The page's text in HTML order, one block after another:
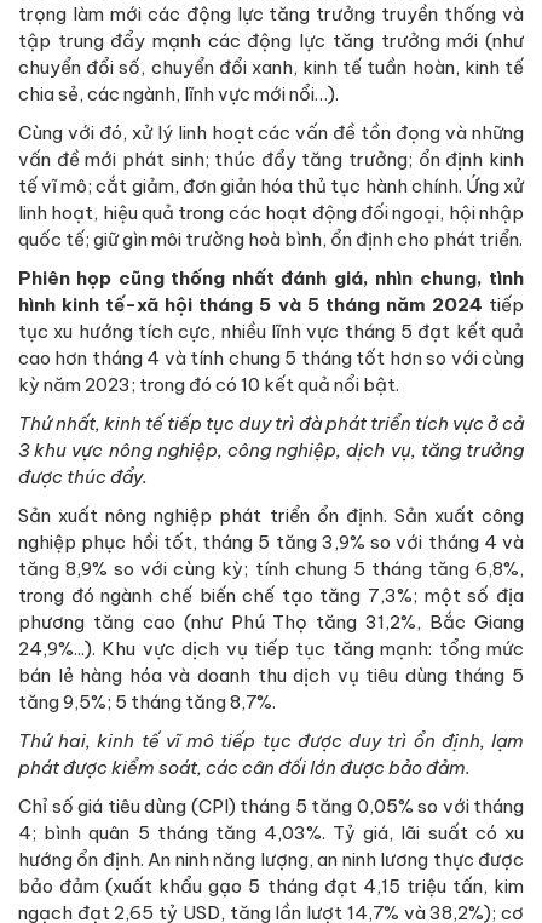
trọng làm mới các động lực tăng trưởng truyền thống và
tập trung đẩy mạnh các động lực tăng trưởng mới (như
chuyển đổi số, chuyển đổi xanh, kinh tế tuần hoàn, kinh tế
chia sẻ, các ngành, lĩnh vực mới nổi…).
Cùng với đó, xử lý linh hoạt các vấn đề tồn đọng và những
vấn đề mới phát sinh; thúc đẩy tăng trưởng; ổn định kinh
tế vĩ mô; cắt giảm, đơn giản hóa thủ tục hành chính. Ứng xử
linh hoạt, hiệu quả trong các hoạt động đối ngoại, hội nhập
quốc tế; giữ gìn môi trường hoà bình, ổn định cho phát triển.
Phiên họp cũng thống nhất đánh giá, nhìn chung, tình
hình kinh tế-xã hội tháng 5 và 5 tháng năm 2024 tiếp
tục xu hướng tích cực, nhiều lĩnh vực tháng 5 đạt kết quả
cao hơn tháng 4 và tính chung 5 tháng tốt hơn so với cùng
kỳ năm 2023; trong đó có 10 kết quả nổi bật.
Thứ nhất, kinh tế tiếp tục duy trì đà phát triển tích vực ở cả
3 khu vực nông nghiệp, công nghiệp, dịch vụ, tăng trưởng
được thúc đẩy.
Sản xuất nông nghiệp phát triển ổn định. Sản xuất công
nghiệp phục hồi tốt, tháng 5 tăng 3,9% so với tháng 4 và
tăng 8,9% so với cùng kỳ; tính chung 5 tháng tăng 6,8%,
trong đó ngành chế biến chế tạo tăng 7,3%; một số địa
phương tăng cao (như Phú Thọ tăng 31,2%, Bắc Giang
24,9%...). Khu vực dịch vụ tiếp tục tăng mạnh: tổng mức
bán lẻ hàng hóa và doanh thu dịch vụ tiêu dùng tháng 5
tăng 9,5%; 5 tháng tăng 8,7%.
Thứ hai, kinh tế vĩ mô tiếp tục được duy trì ổn định, lạm
phát được kiểm soát, các cân đối lớn được bảo đảm.
Chỉ số giá tiêu dùng (CPI) tháng 5 tăng 0,05% so với tháng
4; bình quân 5 tháng tăng 4,03%. Tỷ giá, lãi suất có xu
hướng ổn định. An ninh năng lượng, an ninh lương thực được
bảo đảm (xuất khẩu gạo 5 tháng đạt 4,15 triệu tấn, kim
ngạch đạt 2,65 tỷ USD, tăng lần lượt 14,7% và 38,2%); cơ